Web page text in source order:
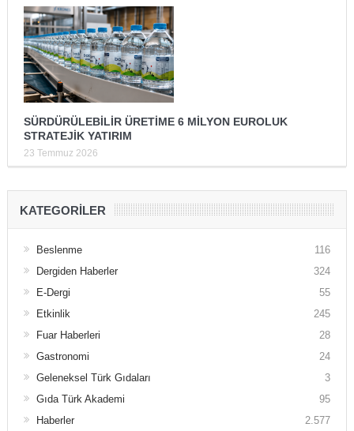
SÜRDÜRÜLEBİLİR ÜRETİME 6 MİLYON EUROLUK
STRATEJİK YATIRIM
23 Temmuz 2026
KATEGORILER
Beslenme
116
Dergiden Haberler
324
E-Dergi
55
Etkinlik
245
Fuar Haberleri
28
Gastronomi
24
Geleneksel Türk Gıdaları
3
Gıda Türk Akademi
95
Haberler
2.577